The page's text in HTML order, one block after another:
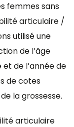
femmes sans
articulaire /
utilisé une
de l’âge
de l’année de
de cotes
la grossesse.
articulaire